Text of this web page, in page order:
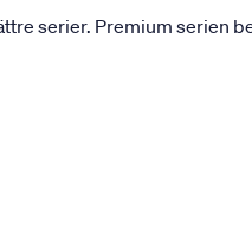
serier. Premium serien